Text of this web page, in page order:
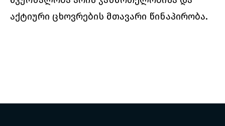
აქტიური ცხოვრების მთავარი წინაპირობა.